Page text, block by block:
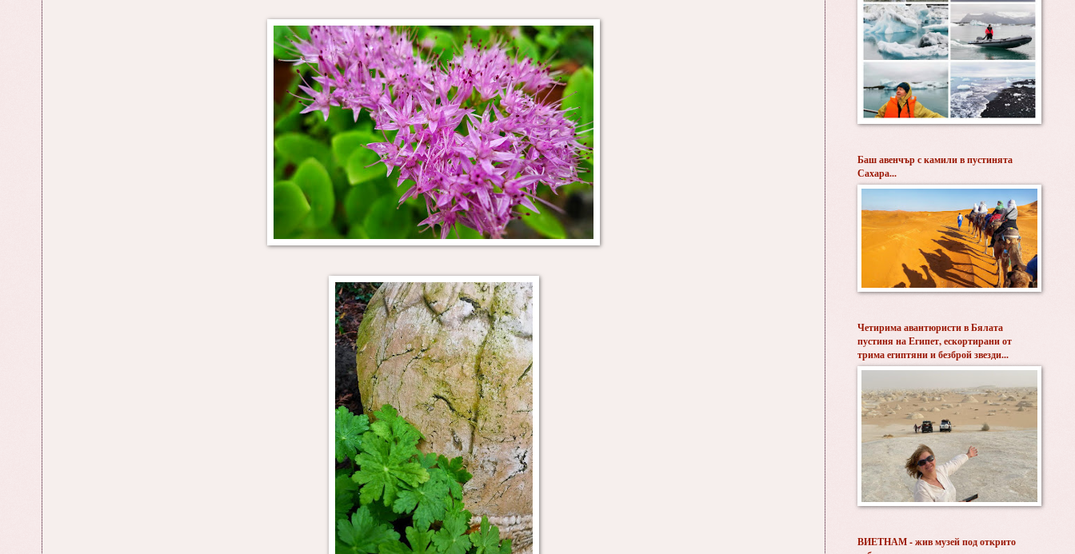
Баш авенчър с камили в пустинята
Сахара...
Четирима авантюристи в Бялата
пустиня на Египет, ескортирани от
трима египтяни и безброй звезди...
ВИЕТНАМ - жив музей под открито